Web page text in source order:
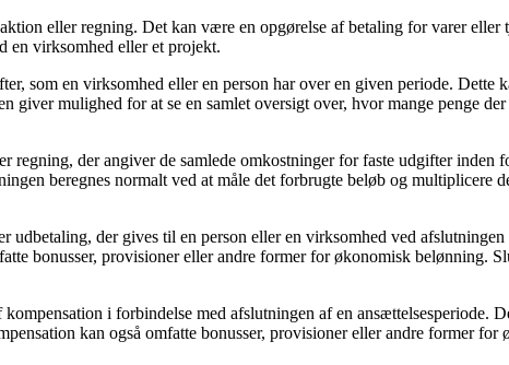
eller regning. Det kan være en opgørelse af betaling for varer eller
en virksomhed eller et projekt.
som en virksomhed eller en person har over en given periode. Dette
mulighed for at se en samlet oversigt over, hvor mange penge
der angiver de samlede omkostninger for faste udgifter inden
beregnes normalt ved at måle det forbrugte beløb og multiplicere
der gives til en person eller en virksomhed ved
bonusser, provisioner eller andre former for økonomisk belønning.
i forbindelse med afslutningen af en ansættelsesperiode.
kan også omfatte bonusser, provisioner eller andre former